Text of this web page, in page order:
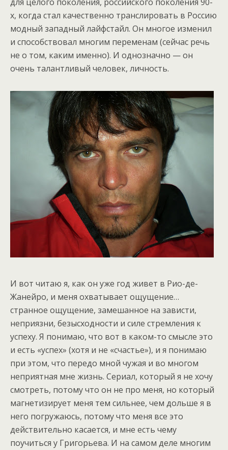
х, когда стал качественно транслировать в Россию
модный западный лайфстайл. Он многое изменил
и способствовал многим переменам (сейчас речь
не о том, каким именно). И однозначно — он
очень талантливый человек, личность.
И вот читаю я, как он уже год живет в Рио-де-
Жанейро, и меня охватывает ощущение…
странное ощущение, замешанное на зависти,
неприязни, безысходности и силе стремления к
успеху. Я понимаю, что вот в каком-то смысле это
и есть «успех» (хотя и не «счастье»), и я понимаю
при этом, что передо мной чужая и во многом
неприятная мне жизнь. Сериал, который я не хочу
смотреть, потому что он не про меня, но который
магнетизирует меня тем сильнее, чем дольше я в
него погружаюсь, потому что меня все это
действительно касается, и мне есть чему
поучиться у Григорьева. И на самом деле многим